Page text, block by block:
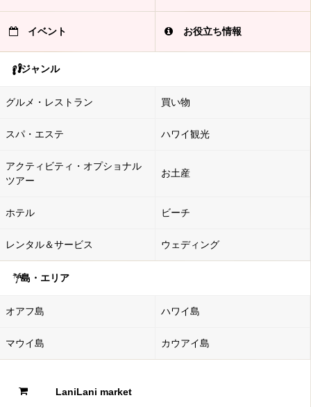
イベント お役立ち情報
ジャンル
グルメ・レストラン 買い物
スパ・エステ ハワイ観光
アクティビティ・オプショナル
ツアー
お土産
ホテル ビーチ
レンタル＆サービス ウェディング
島・エリア
オアフ島 ハワイ島
マウイ島 カウアイ島
LaniLani market